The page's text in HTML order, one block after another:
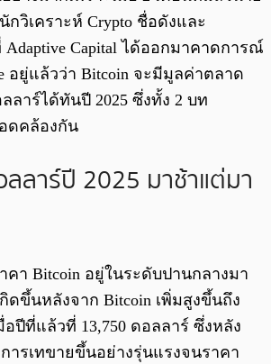
กวิเคราะห์ Crypto ชื่อดังและ
Capital ได้ออกมาคาดการณ์
อยู่แล้วว่า Bitcoin จะมีมูลค่าตลาด
ลาร์ได้ทันปี 2025 ซึ่งทั้ง 2 บท
ดคล้องกัน
ลาร์ปี 2025 มาช้าแต่มา
คา Bitcoin อยู่ในระดับปานกลางมา
ดขึ้นหลังจาก Bitcoin เพิ่มสูงขึ้นถึง
อปีที่แล้วที่ 13,750 ดอลลาร์ ซึ่งหลัง
ารเทขายขึ้นอย่างรุ่นแรงจนราคา